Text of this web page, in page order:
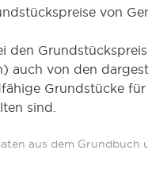
von
den
auch von den
Grundstücke
sind.
aus dem